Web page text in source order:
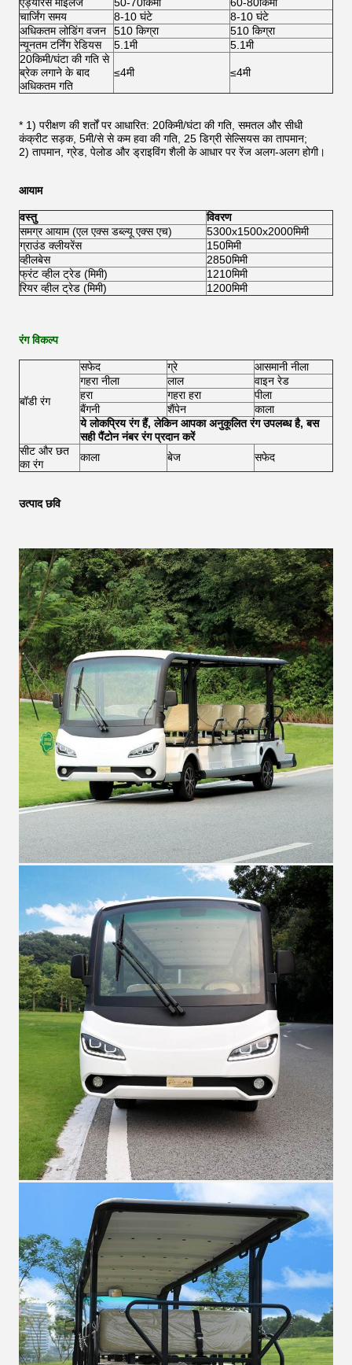
चार्जिंग समय
8-10 घंटे
8-10 घंटे
अधिकतम लोडिंग वजन
510 किग्रा
510 किग्रा
न्यूनतम टर्निंग रेडियस
5.1मी
5.1मी
20किमी/घंटा की गति से
ब्रेक लगाने के बाद
अधिकतम गति
≤4मी ≤4मी
* 1) परीक्षण की शर्तों पर आधारित: 20किमी/घंटा की गति, समतल और सीधी
कंक्रीट सड़क, 5मी/से से कम हवा की गति, 25 डिग्री सेल्सियस का तापमान;
2) तापमान, ग्रेड, पेलोड और ड्राइविंग शैली के आधार पर रेंज अलग-अलग होगी।
आयाम
वस्तु
विवरण
समग्र आयाम (एल एक्स डब्ल्यू एक्स एच)
5300x1500x2000मिमी
ग्राउंड क्लीयरेंस
150मिमी
व्हीलबेस
2850मिमी
फ्रंट व्हील ट्रेड (मिमी)
1210मिमी
रियर व्हील ट्रेड (मिमी)
1200मिमी
रंग विकल्प
बॉडी रंग
सफेद ग्रे
आसमानी नीला
गहरा नीला
लाल
वाइन रेड
हरा
गहरा हरा
पीला
बैंगनी
शैंपेन
काला
ये लोकप्रिय रंग हैं, लेकिन आपका अनुकूलित रंग उपलब्ध है, बस
सही पैंटोन नंबर रंग प्रदान करें
सीट और छत
का रंग
काला बेज सफेद
उत्पाद छवि